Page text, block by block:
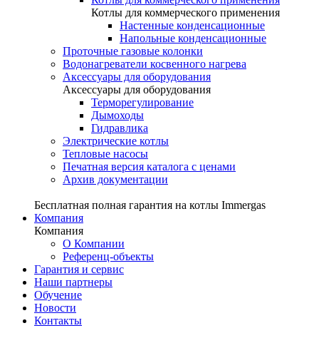
Котлы для коммерческого применения
Настенные конденсационные
Напольные конденсационные
Проточные газовые колонки
Водонагреватели косвенного нагрева
Аксессуары для оборудования
Аксессуары для оборудования
Терморегулирование
Дымоходы
Гидравлика
Электрические котлы
Тепловые насосы
Печатная версия каталога с ценами
Архив документации
Бесплатная полная гарантия на котлы Immergas
Компания
Компания
О Компании
Референц-объекты
Гарантия и сервис
Наши партнеры
Обучение
Новости
Контакты